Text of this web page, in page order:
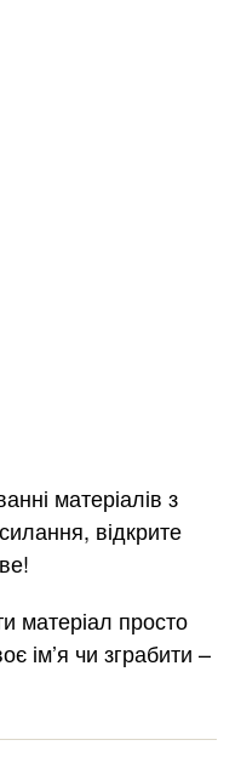
матеріалів з
відкрите
матеріал просто
ім’я чи зграбити –